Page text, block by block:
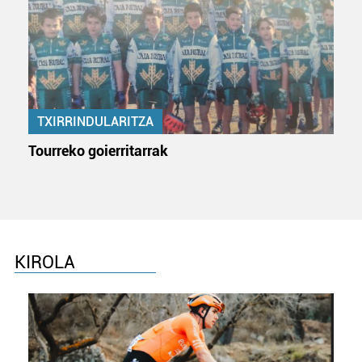
TXIRRINDULARITZA
Tourreko goierritarrak
KIROLA